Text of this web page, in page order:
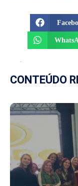
CONTEÚDO